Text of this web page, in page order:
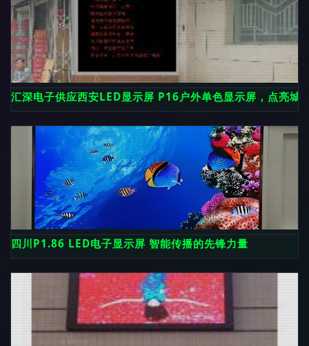
汇深电子供应西安LED显示屏 P16户外单色显示屏，点亮城
四川P1.86 LED电子显示屏 智能传播的先锋力量